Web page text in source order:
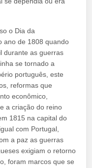
o Dia da
ano de 1808 quando
durante as guerras
se tornado a
português, este
reformas que
econômico,
a criação do reino
1815 na capital do
com Portugal,
a paz as guerras
exigiam o retorno
foram marcos que se